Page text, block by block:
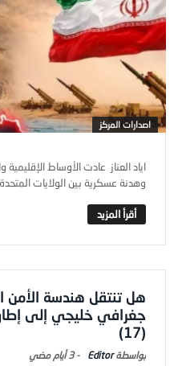
اصدارات المركز
اياد العناز عادت الأوساط
وهدنة عسكرية بين الولايات
هل تنتقل هندسة الأمن
جغرافي خليجي إلى
(17)
Editor
-3 أيام ‎مضي